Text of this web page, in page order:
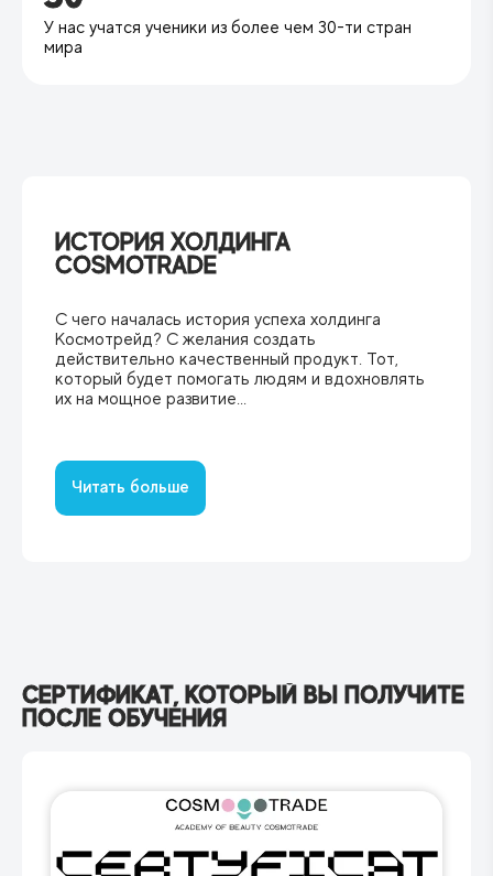
У нас учатся ученики из более чем 30-ти стран
мира
ИСТОРИЯ ХОЛДИНГА
COSMOTRADE
С чего началась история успеха холдинга
Космотрейд? ‍С желания создать
действительно качественный продукт. Тот,
который будет помогать людям и вдохновлять
их на мощное развитие...
Читать больше
СЕРТИФИКАТ, КОТОРЫЙ ВЫ ПОЛУЧИТЕ
ПОСЛЕ ОБУЧЕНИЯ